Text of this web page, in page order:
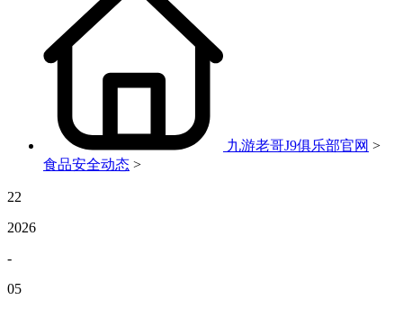
九游老哥J9俱乐部官网 >
食品安全动态 >
22
2026
-
05